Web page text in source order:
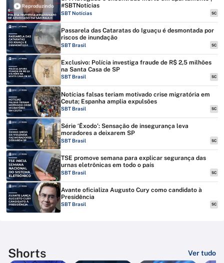
Reproduzindo
#SBTNotícias
SBT Notícias SC
Passarela das Cataratas do Iguaçu é desmontada por
riscos de inundação
SBT Brasil SC
Exclusivo: Polícia investiga fraude de R$ 2,5 milhões
na Santa Casa de SP
SBT Brasil SC
Notícias falsas teriam motivado crise migratória em
Ceuta; Espanha amplia expulsões
SBT Brasil SC
Série ‘Êxodo’: Sensação de insegurança leva
moradores a deixarem SP
SBT Brasil SC
TSE promove semana para explicar segurança das
urnas eletrônicas em todo o país
SBT Brasil SC
Avante oficializa Augusto Cury como candidato à
Presidência
SBT Brasil SC
Shorts Ver tudo